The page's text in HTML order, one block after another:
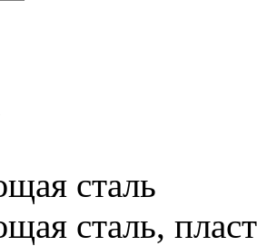
сталь
сталь,